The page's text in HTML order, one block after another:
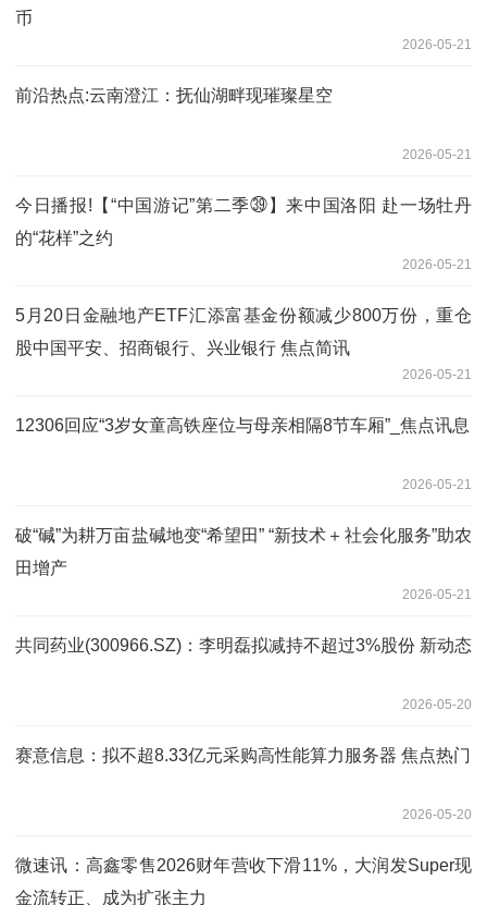
币
2026-05-21
前沿热点:云南澄江：抚仙湖畔现璀璨星空
2026-05-21
今日播报!【“中国游记”第二季㊴】来中国洛阳 赴一场牡丹
的“花样”之约
2026-05-21
5月20日金融地产ETF汇添富基金份额减少800万份，重仓
股中国平安、招商银行、兴业银行 焦点简讯
2026-05-21
12306回应“3岁女童高铁座位与母亲相隔8节车厢”_焦点讯息
2026-05-21
破“碱”为耕万亩盐碱地变“希望田” “新技术＋社会化服务”助农
田增产
2026-05-21
共同药业(300966.SZ)：李明磊拟减持不超过3%股份 新动态
2026-05-20
赛意信息：拟不超8.33亿元采购高性能算力服务器 焦点热门
2026-05-20
微速讯：高鑫零售2026财年营收下滑11%，大润发Super现
金流转正、成为扩张主力